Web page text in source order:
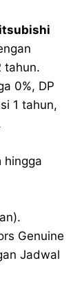
tahun.
0%, DP
1 tahun,
hingga
Genuine
Jadwal